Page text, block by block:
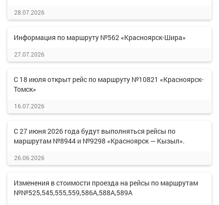
28.07.2026
Информация по маршруту №562 «Красноярск-Шира»
27.07.2026
С 18 июля открыт рейс по маршруту №10821 «Красноярск-
Томск»
16.07.2026
С 27 июня 2026 года будут выполняться рейсы по
маршрутам №8944 и №9298 «Красноярск — Кызыл».
26.06.2026
Изменения в стоимости проезда на рейсы по маршрутам
№№525,545,555,559,586А,588А,589А